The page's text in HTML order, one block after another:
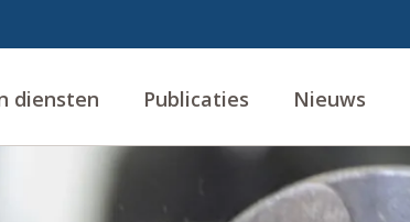
diensten Publicaties Nieuws